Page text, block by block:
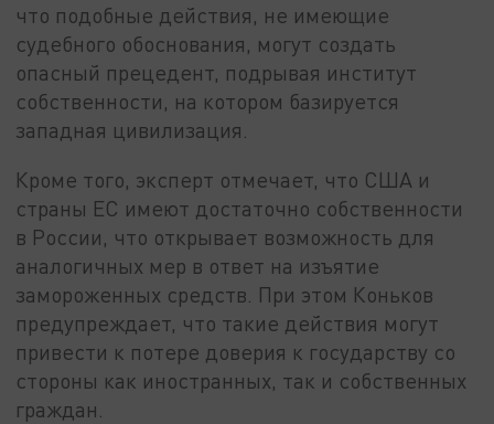
что подобные действия, не имеющие
судебного обоснования, могут создать
опасный прецедент, подрывая институт
собственности, на котором базируется
западная цивилизация.
Кроме того, эксперт отмечает, что США и
страны ЕС имеют достаточно собственности
в России, что открывает возможность для
аналогичных мер в ответ на изъятие
замороженных средств. При этом Коньков
предупреждает, что такие действия могут
привести к потере доверия к государству со
стороны как иностранных, так и собственных
граждан.